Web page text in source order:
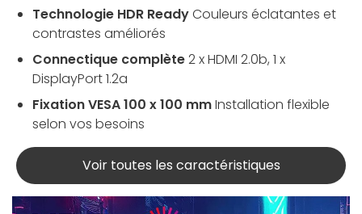
Technologie HDR ReadyCouleurs éclatantes et
contrastes améliorés
Connectique complète2 x HDMI 2.0b, 1 x
DisplayPort 1.2a
Fixation VESA 100 x 100 mmInstallation flexible
selon vos besoins
Voir toutes les caractéristiques